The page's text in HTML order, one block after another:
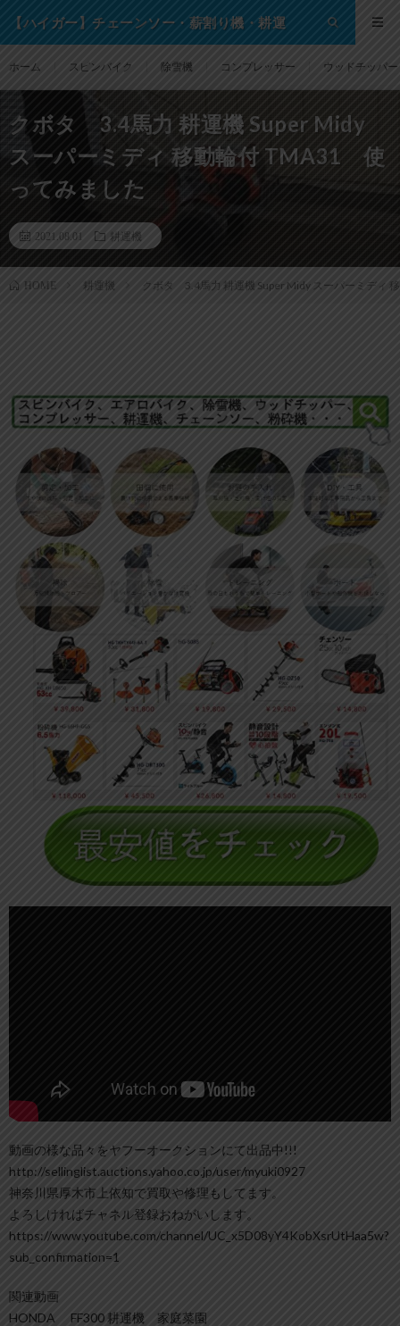
【ハイガー】チェーンソー・薪割り機・耕運
ホーム スピンバイク 除雪機 コンプレッサー ウッドチッパー
クボタ 3.4馬力 耕運機 Super Midy
スーパーミディ 移動輪付 TMA31 使
ってみました
2021.08.01 耕運機
HOME 耕運機 クボタ 3.4馬力 耕運機 Super Midy スーパーミディ
動画の様な品々をヤフーオークションにて出品中!!!
http://sellinglist.auctions.yahoo.co.jp/user/myuki0927
神奈川県厚木市上依知で買取や修理もしてます。
よろしければチャネル登録おねがいします。
https://www.youtube.com/channel/UC_x5D08yY4KobXsrUtHaa5w?
sub_confirmation=1
関連動画
HONDA FF300 耕運機 家庭菜園